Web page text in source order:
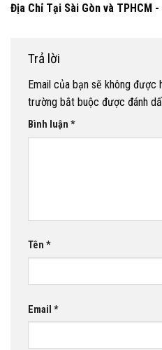
Địa Chỉ Tại Sài Gòn và TPHCM
Trả lời
Email của bạn sẽ không được
trường bắt buộc được đánh
Bình luận *
Tên *
Email *